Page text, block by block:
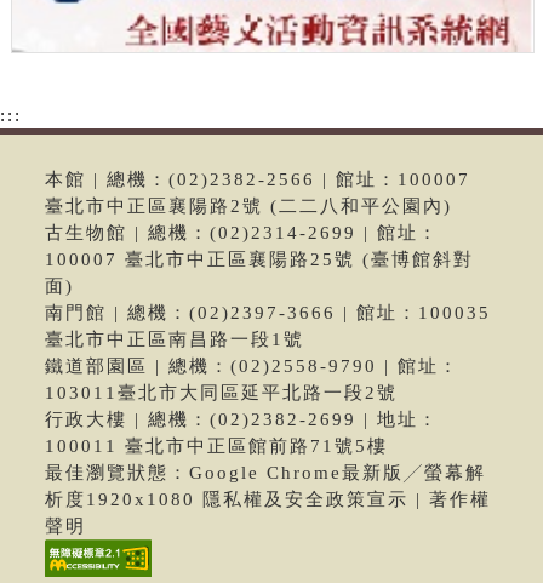
:::
本館 | 總機：(02)2382-2566 | 館址：100007
臺北市中正區襄陽路2號 (二二八和平公園內)
古生物館 | 總機：(02)2314-2699 | 館址：
100007 臺北市中正區襄陽路25號 (臺博館斜對
面)
南門館 | 總機：(02)2397-3666 | 館址：100035
臺北市中正區南昌路一段1號
鐵道部園區 | 總機：(02)2558-9790 | 館址：
103011臺北市大同區延平北路一段2號
行政大樓 | 總機：(02)2382-2699 | 地址：
100011 臺北市中正區館前路71號5樓
最佳瀏覽狀態：Google Chrome最新版╱螢幕解
析度1920x1080 隱私權及安全政策宣示 | 著作權
聲明